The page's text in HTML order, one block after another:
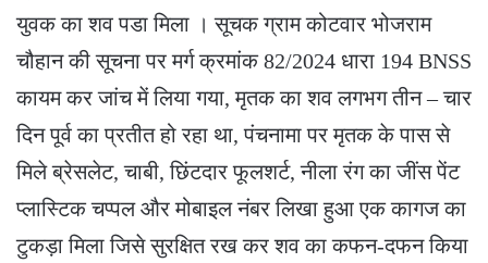
युवक का शव पडा मिला । सूचक ग्राम कोटवार भोजराम
चौहान की सूचना पर मर्ग क्रमांक 82/2024 धारा 194 BNSS
कायम कर जांच में लिया गया, मृतक का शव लगभग तीन – चार
दिन पूर्व का प्रतीत हो रहा था, पंचनामा पर मृतक के पास से
मिले ब्रेसलेट, चाबी, छिंटदार फूलशर्ट, नीला रंग का जींस पेंट
प्लास्टिक चप्पल और मोबाइल नंबर लिखा हुआ एक कागज का
टुकड़ा मिला जिसे सुरक्षित रख कर शव का कफन-दफन किया